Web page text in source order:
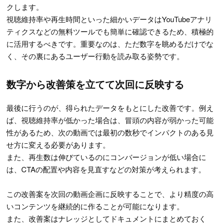
クします。
視聴維持率や再生時間といった細かいデータはYouTubeアナリ
ティクスなどの無料ツールでも簡単に確認できるため、積極的
に活用するべきです。重要なのは、ただ数字を眺めるだけでな
く、その裏にあるユーザー行動を読み取る姿勢です。
数字から改善策を立てて次回に反映する
最後に行うのが、得られたデータをもとにした改善です。例え
ば、視聴維持率が低かった場合は、冒頭の内容が弱かった可能
性があるため、次の動画では最初の数秒でインパクトのある見
せ方に変える必要があります。
また、再生数は伸びているのにコンバージョンが低い場合に
は、CTAの配置や内容を見直すなどの対策が考えられます。
この改善案を次回の動画企画に反映することで、より精度の高
いコンテンツを継続的に作ることが可能になります。
また、改善案はナレッジとしてドキュメントにまとめておく